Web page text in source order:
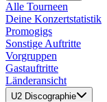
Alle Tourneen
Deine Konzertstatistik
Promogigs
Sonstige Auftritte
Vorgruppen
Gastauftritte
Länderansicht
U2 Discographie